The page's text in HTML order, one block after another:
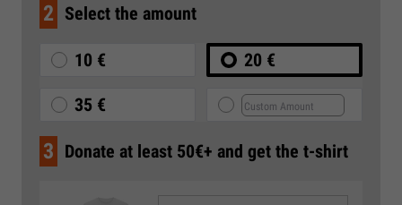
2 Select the amount
10 € 20 €
35 €
3 Donate at least 50€+ and get the t-shirt